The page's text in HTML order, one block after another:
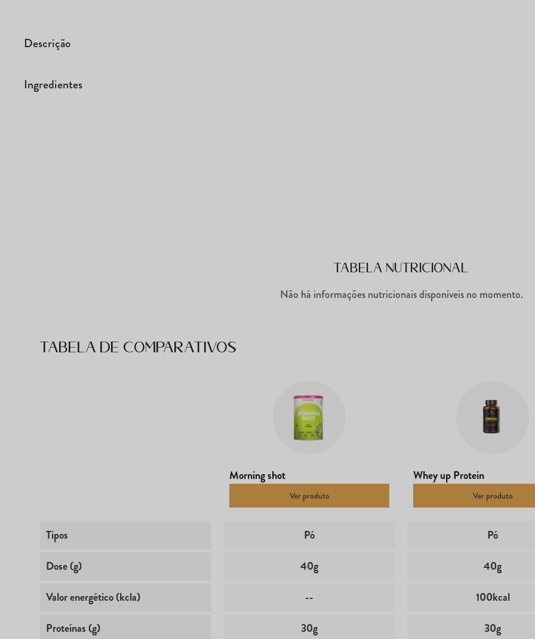
Descrição
Ingredientes
Tabela Nutricional
Não há informações nutricionais disponíveis no momento.
Tabela de comparativos
Morning shot
Ver produto
Whey up Protein
Ver produto
Tipos Pó
Pó
Dose (g)
40g
40g
Valor energético (kcla)
--
100kcal
Proteínas (g)
30g
30g